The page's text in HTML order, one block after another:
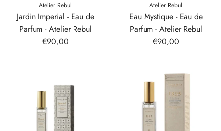
Atelier Rebul
Jardin Imperial - Eau de
Parfum - Atelier Rebul
€90,00
Atelier Rebul
Eau Mystique - Eau de
Parfum - Atelier Rebul
€90,00